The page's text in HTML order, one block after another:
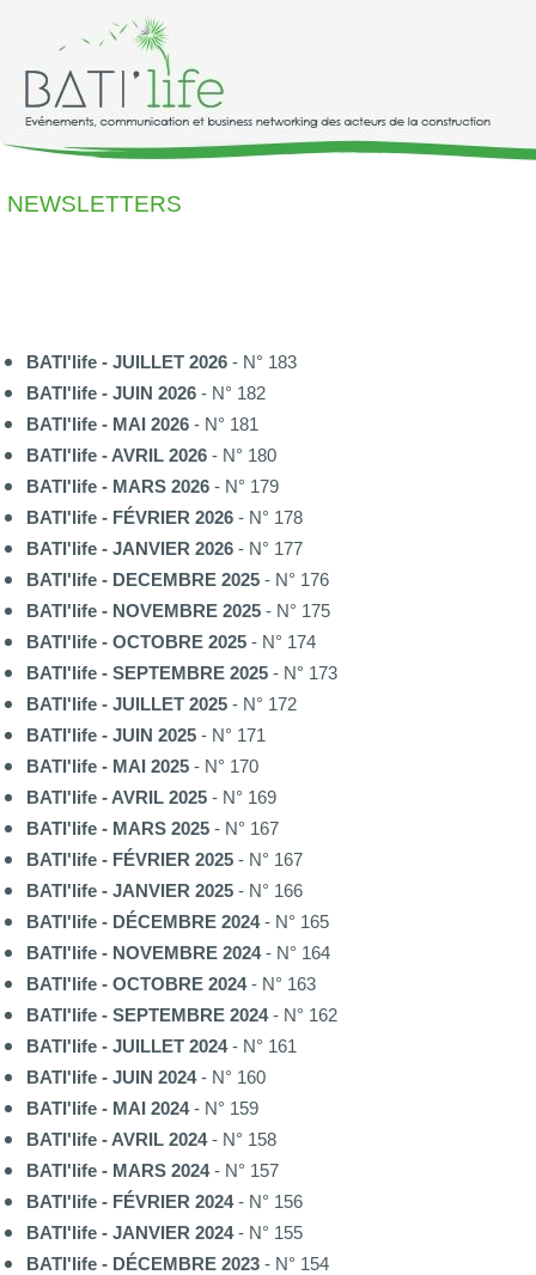
NEWSLETTERS
BATI'life - JUILLET 2026 - N° 183
BATI'life - JUIN 2026 - N° 182
BATI'life - MAI 2026 - N° 181
BATI'life - AVRIL 2026 - N° 180
BATI'life - MARS 2026 - N° 179
BATI'life - FÉVRIER 2026 - N° 178
BATI'life - JANVIER 2026 - N° 177
BATI'life - DECEMBRE 2025 - N° 176
BATI'life - NOVEMBRE 2025 - N° 175
BATI'life - OCTOBRE 2025 - N° 174
BATI'life - SEPTEMBRE 2025 - N° 173
BATI'life - JUILLET 2025 - N° 172
BATI'life - JUIN 2025 - N° 171
BATI'life - MAI 2025 - N° 170
BATI'life - AVRIL 2025 - N° 169
BATI'life - MARS 2025 - N° 167
BATI'life - FÉVRIER 2025 - N° 167
BATI'life - JANVIER 2025 - N° 166
BATI'life - DÉCEMBRE 2024- N° 165
BATI'life - NOVEMBRE 2024- N° 164
BATI'life - OCTOBRE 2024- N° 163
BATI'life - SEPTEMBRE 2024- N° 162
BATI'life - JUILLET 2024- N° 161
BATI'life - JUIN 2024- N° 160
BATI'life - MAI 2024- N° 159
BATI'life - AVRIL 2024- N° 158
BATI'life - MARS 2024- N° 157
BATI'life - FÉVRIER 2024- N° 156
BATI'life - JANVIER 2024- N° 155
BATI'life - DÉCEMBRE 2023 - N° 154